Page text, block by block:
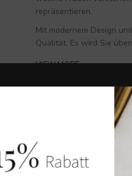
repräsentieren.
Mit modernem Design
Qualität. Es wird Sie
VIEW MORE